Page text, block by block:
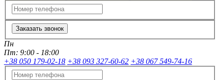
Заказать звонок
Пн
Пт: 9:00 - 18:00
+38 050 179-02-18 +38 093 327-60-62 +38 067 549-74-16